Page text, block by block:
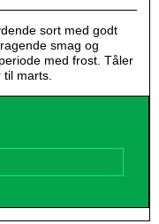
sort med godt
smag og
med frost. Tåler
marts.